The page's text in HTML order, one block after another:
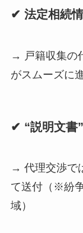
✔ 法定相続
→ 戸籍収集の
がスムーズに
✔ “説明文書
→ 代理交渉で
て送付（※紛
域）